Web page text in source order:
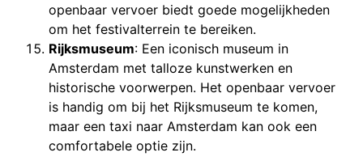
openbaar vervoer biedt goede mogelijkheden
om het festivalterrein te bereiken.
Rijksmuseum: Een iconisch museum in
Amsterdam met talloze kunstwerken en
historische voorwerpen. Het openbaar vervoer
is handig om bij het Rijksmuseum te komen,
maar een taxi naar Amsterdam kan ook een
comfortabele optie zijn.